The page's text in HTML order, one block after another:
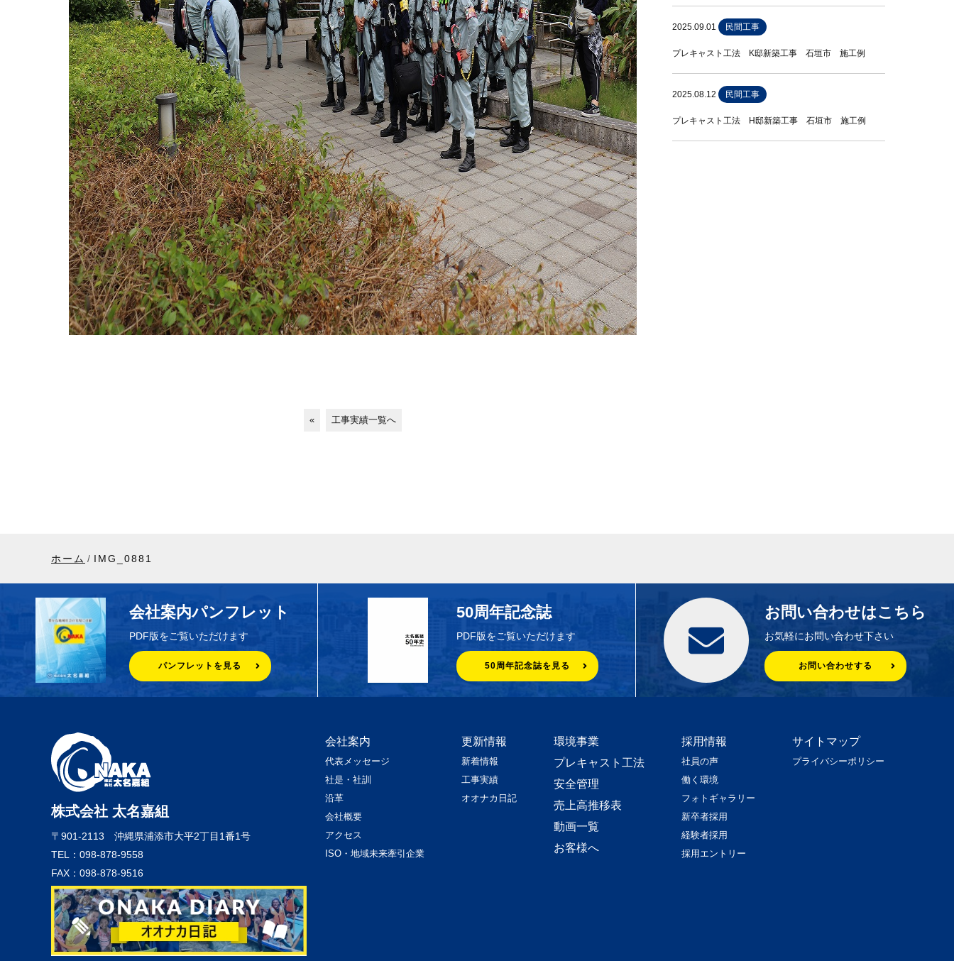
« 工事実績一覧へ
2025.09.01 民間工事
プレキャスト工法 K邸新築工事 石垣市 施工例
2025.08.12 民間工事
プレキャスト工法 H邸新築工事 石垣市 施工例
ホーム IMG_0881
会社案内パンフレット
PDF版をご覧いただけます
パンフレットを見る
50周年記念誌
PDF版をご覧いただけます
50周年記念誌を見る
お問い合わせはこちら
お気軽にお問い合わせ下さい
お問い合わせする
株式会社 太名嘉組
〒901-2113 沖縄県浦添市大平2丁目1番1号
TEL：098-878-9558
FAX：098-878-9516
会社案内
代表メッセージ
社是・社訓
沿革
会社概要
アクセス
ISO・地域未来牽引企業
更新情報
新着情報
工事実績
オオナカ日記
環境事業
プレキャスト工法
安全管理
売上高推移表
動画一覧
お客様へ
採用情報
社員の声
働く環境
フォトギャラリー
新卒者採用
経験者採用
採用エントリー
サイトマップ
プライバシーポリシー